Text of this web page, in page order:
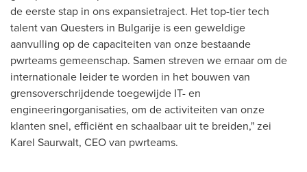
de eerste stap in ons expansietraject. Het top-tier tech
talent van Questers in Bulgarije is een geweldige
aanvulling op de capaciteiten van onze bestaande
pwrteams gemeenschap. Samen streven we ernaar om de
internationale leider te worden in het bouwen van
grensoverschrijdende toegewijde IT- en
engineeringorganisaties, om de activiteiten van onze
klanten snel, efficiënt en schaalbaar uit te breiden," zei
Karel Saurwalt, CEO van pwrteams.